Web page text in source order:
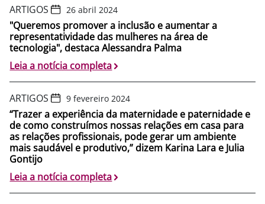
ARTIGOS 26 abril 2024
"Queremos promover a inclusão e aumentar a
representatividade das mulheres na área de
tecnologia", destaca Alessandra Palma
Leia a notícia completa
ARTIGOS 9 fevereiro 2024
“Trazer a experiência da maternidade e paternidade e
de como construímos nossas relações em casa para
as relações profissionais, pode gerar um ambiente
mais saudável e produtivo,” dizem Karina Lara e Julia
Gontijo
Leia a notícia completa